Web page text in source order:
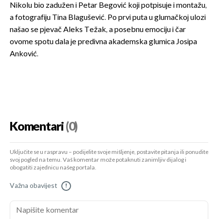
Nikolu bio zadužen i Petar Begović koji potpisuje i montažu,
a fotografiju Tina Blagušević. Po prvi puta u glumačkoj ulozi
našao se pjevač Aleks Težak, a posebnu emociju i čar
ovome spotu dala je predivna akademska glumica Josipa
Anković.
Komentari(0)
Uključite se u raspravu – podijelite svoje mišljenje, postavite pitanja ili ponudite
svoj pogled na temu. Vaš komentar može potaknuti zanimljiv dijalog i
obogatiti zajednicu našeg portala.
Važna obavijest !